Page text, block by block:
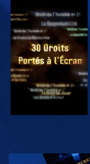
REGARDER
REGARDER